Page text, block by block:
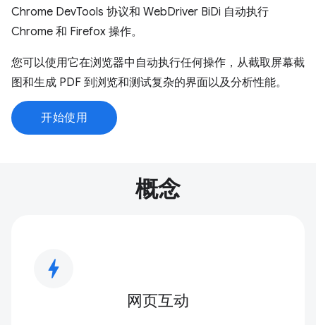
Chrome DevTools 协议和 WebDriver BiDi 自动执行
Chrome 和 Firefox 操作。
您可以使用它在浏览器中自动执行任何操作，从截取屏幕截
图和生成 PDF 到浏览和测试复杂的界面以及分析性能。
开始使用
概念
bolt
网页互动